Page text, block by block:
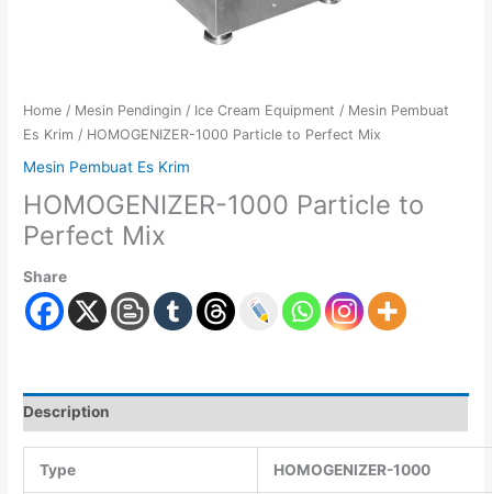
Home / Mesin Pendingin / Ice Cream Equipment / Mesin Pembuat
Es Krim / HOMOGENIZER-1000 Particle to Perfect Mix
Mesin Pembuat Es Krim
HOMOGENIZER-1000 Particle to
Perfect Mix
Share
Description
Type HOMOGENIZER-1000